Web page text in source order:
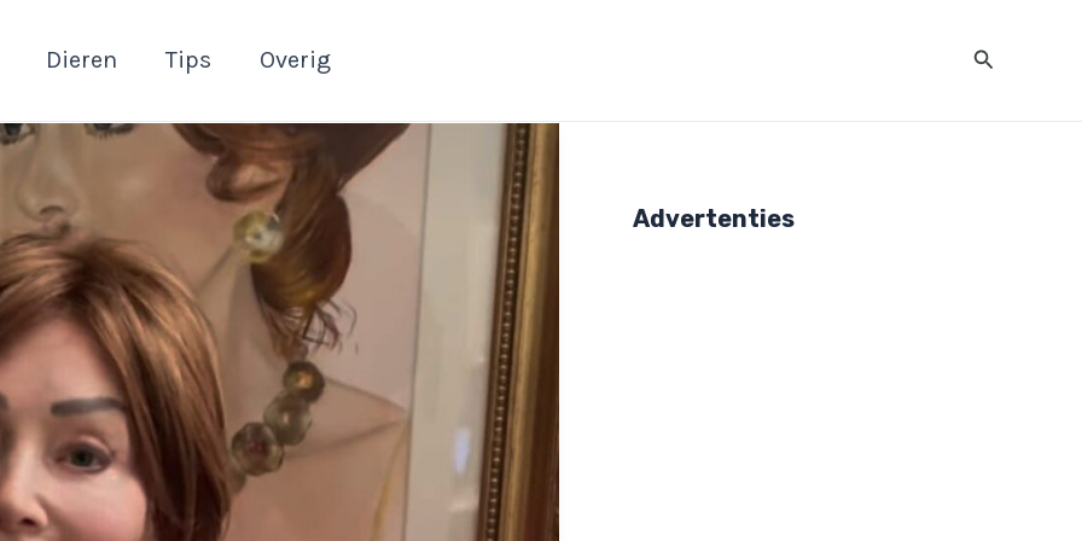
Dieren Tips Overig Zoeken
Advertenties